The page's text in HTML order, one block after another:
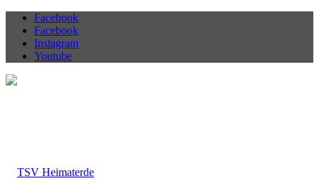
Facebook
Facebook
Instagram
Youtube